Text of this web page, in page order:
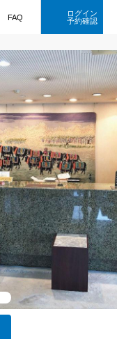
FAQ
ログイン
予約確認